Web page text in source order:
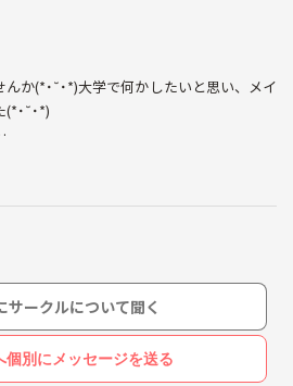
か(*˙˘˙*)大学で何かしたいと思い、メイ
(*˙˘˙*)
ク関係のサークルの雰囲気が苦手、、み
います(*ˊ˘ˋ*)｡♪:*°
ども検討しようと思いますが、とりあえ
います。
合わない？と感じたので、自分で立ち上げ
サークルについて聞く
個別にメッセージを送る